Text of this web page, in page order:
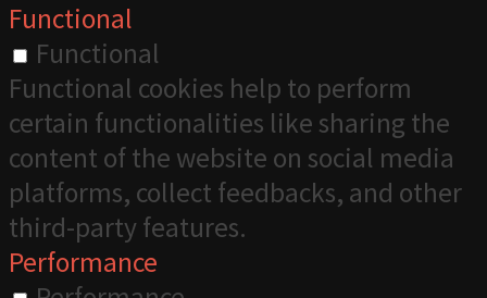
Functional
Functional
Functional cookies help to perform
certain functionalities like sharing the
content of the website on social media
platforms, collect feedbacks, and other
third-party features.
Performance